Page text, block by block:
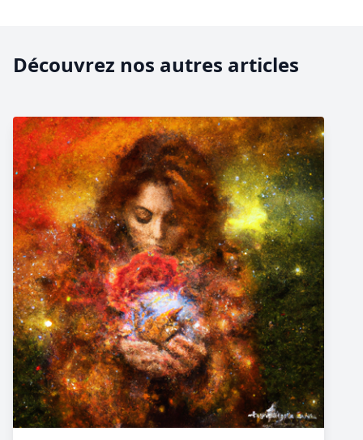
Découvrez nos autres articles